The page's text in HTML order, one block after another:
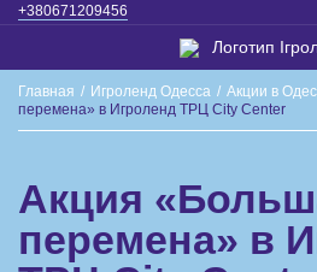
+380671209456
Главная / Игроленд Одесса / Акции в
перемена» в Игроленд ТРЦ City Center
Акция
перемена» в